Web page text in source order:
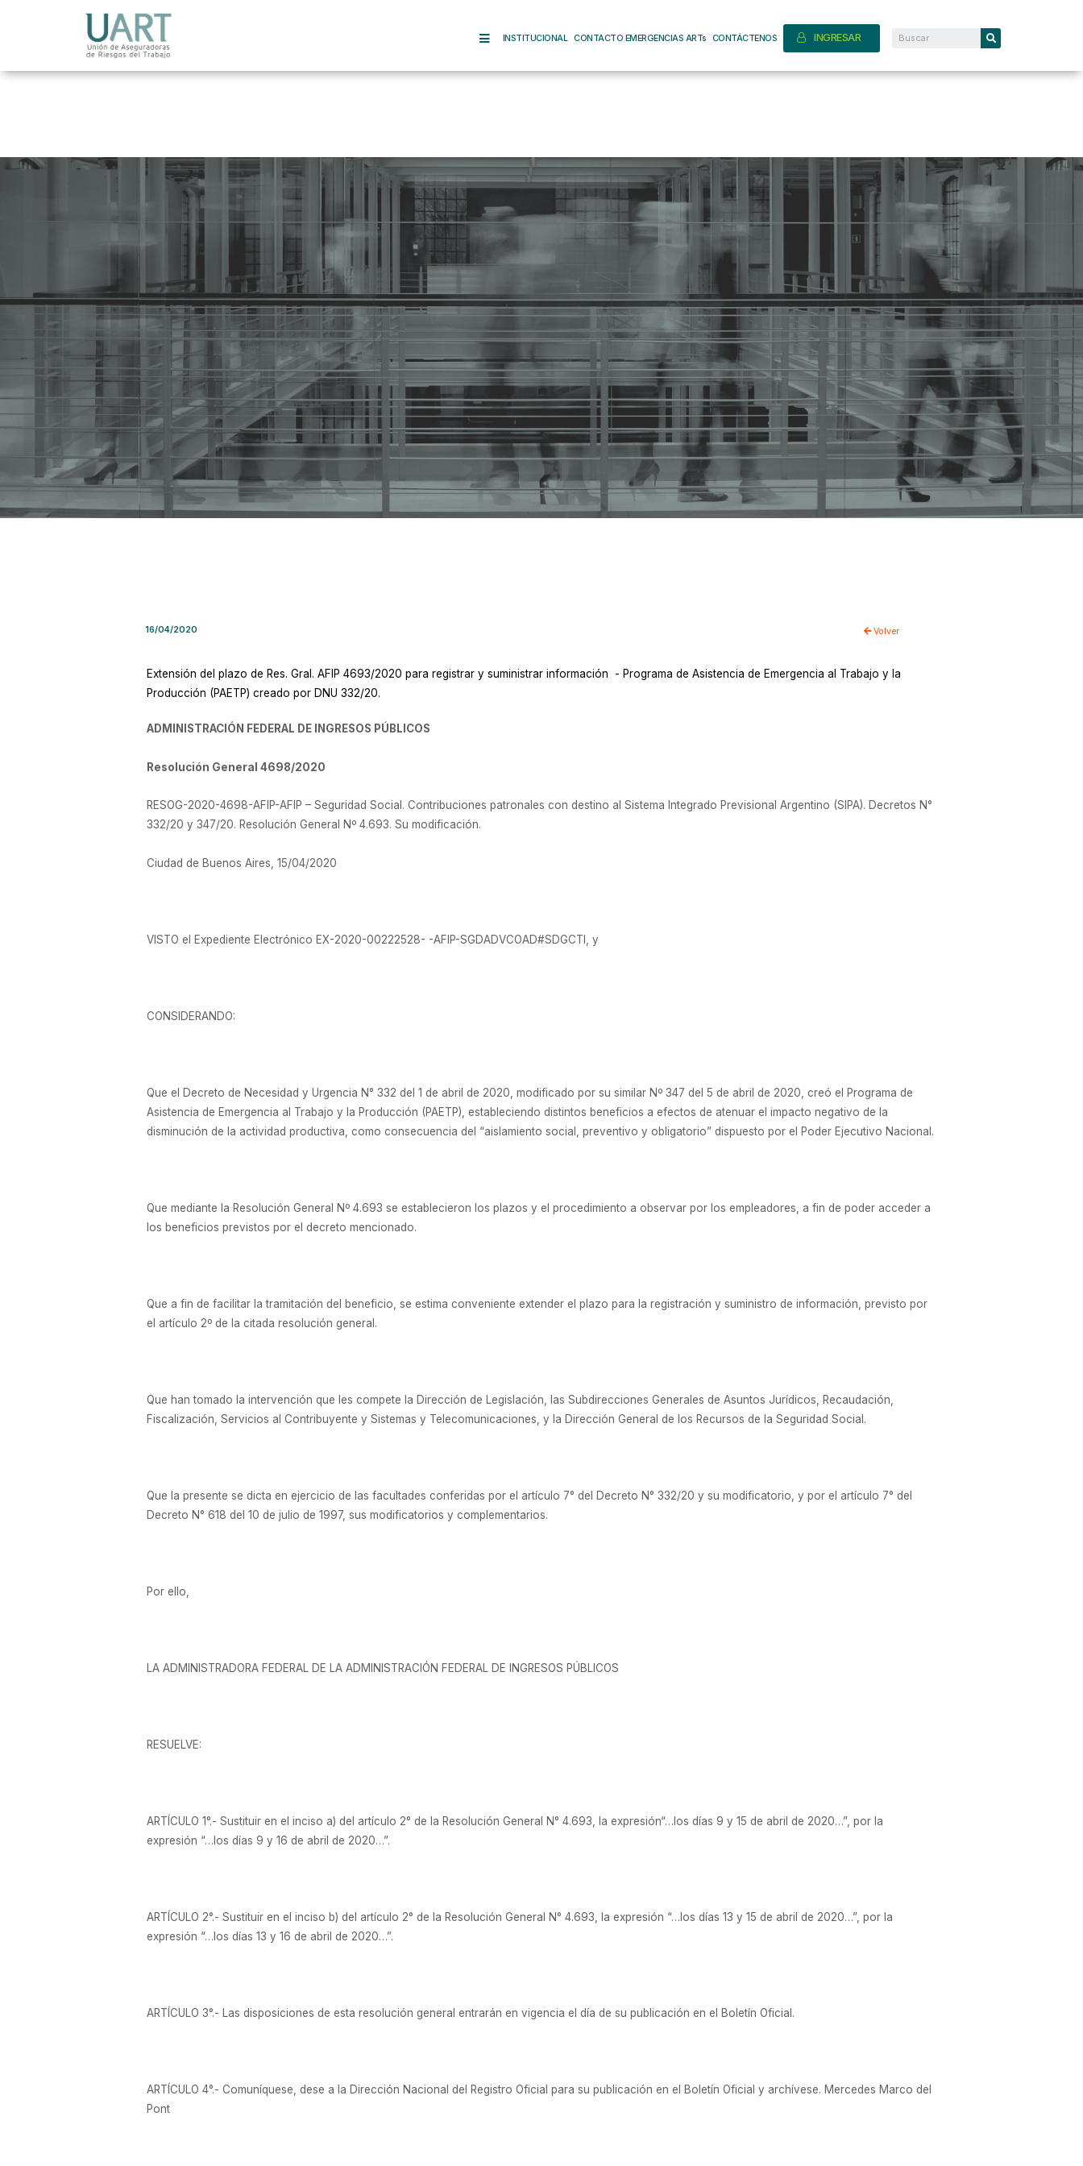
INSTITUCIONAL CONTACTO EMERGENCIAS ARTs CONTÁCTENOS INGRESAR
16/04/2020 Volver
Extensión del plazo de Res. Gral. AFIP 4693/2020 para registrar y suministrar información - Programa de Asistencia de Emergencia al Trabajo y la
Producción (PAETP) creado por DNU 332/20.
ADMINISTRACIÓN FEDERAL DE INGRESOS PÚBLICOS
Resolución General 4698/2020
RESOG-2020-4698-AFIP-AFIP – Seguridad Social. Contribuciones patronales con destino al Sistema Integrado Previsional Argentino (SIPA). Decretos N°
332/20 y 347/20. Resolución General Nº 4.693. Su modificación.
Ciudad de Buenos Aires, 15/04/2020
VISTO el Expediente Electrónico EX-2020-00222528- -AFIP-SGDADVCOAD#SDGCTI, y
CONSIDERANDO:
Que el Decreto de Necesidad y Urgencia N° 332 del 1 de abril de 2020, modificado por su similar Nº 347 del 5 de abril de 2020, creó el Programa de
Asistencia de Emergencia al Trabajo y la Producción (PAETP), estableciendo distintos beneficios a efectos de atenuar el impacto negativo de la
disminución de la actividad productiva, como consecuencia del “aislamiento social, preventivo y obligatorio” dispuesto por el Poder Ejecutivo Nacional.
Que mediante la Resolución General Nº 4.693 se establecieron los plazos y el procedimiento a observar por los empleadores, a fin de poder acceder a
los beneficios previstos por el decreto mencionado.
Que a fin de facilitar la tramitación del beneficio, se estima conveniente extender el plazo para la registración y suministro de información, previsto por
el artículo 2º de la citada resolución general.
Que han tomado la intervención que les compete la Dirección de Legislación, las Subdirecciones Generales de Asuntos Jurídicos, Recaudación,
Fiscalización, Servicios al Contribuyente y Sistemas y Telecomunicaciones, y la Dirección General de los Recursos de la Seguridad Social.
Que la presente se dicta en ejercicio de las facultades conferidas por el artículo 7° del Decreto N° 332/20 y su modificatorio, y por el artículo 7° del
Decreto N° 618 del 10 de julio de 1997, sus modificatorios y complementarios.
Por ello,
LA ADMINISTRADORA FEDERAL DE LA ADMINISTRACIÓN FEDERAL DE INGRESOS PÚBLICOS
RESUELVE:
ARTÍCULO 1°.- Sustituir en el inciso a) del artículo 2° de la Resolución General N° 4.693, la expresión“…los días 9 y 15 de abril de 2020…”, por la
expresión “…los días 9 y 16 de abril de 2020…”.
ARTÍCULO 2°.- Sustituir en el inciso b) del artículo 2° de la Resolución General N° 4.693, la expresión “…los días 13 y 15 de abril de 2020…”, por la
expresión “…los días 13 y 16 de abril de 2020…”.
ARTÍCULO 3°.- Las disposiciones de esta resolución general entrarán en vigencia el día de su publicación en el Boletín Oficial.
ARTÍCULO 4°.- Comuníquese, dese a la Dirección Nacional del Registro Oficial para su publicación en el Boletín Oficial y archívese. Mercedes Marco del
Pont